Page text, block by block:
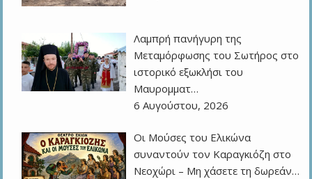
Λαμπρή πανήγυρη της
Μεταμόρφωσης του Σωτήρος στο
ιστορικό εξωκλήσι του
Μαυρομματ…
6 Αυγούστου, 2026
Οι Μούσες του Ελικώνα
συναντούν τον Καραγκιόζη στο
Νεοχώρι – Μη χάσετε τη δωρεάν…